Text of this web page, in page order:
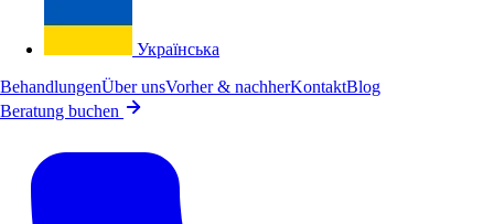
Українська
BehandlungenÜber unsVorher & nachherKontaktBlog
Beratung buchen